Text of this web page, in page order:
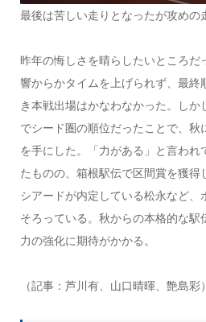
最後は苦しい走りとなったが攻めの
昨年の悔しさを晴らしたいところだ
響からかタイムを上げられず、最終
き本戦出場はかなわなかった。し
でシード圏の順位だったことで、秋
を手にした。「力がある」と言われ
たものの、箱根駅伝で区間賞を獲得
シアードが内定している松永など、
そろっている。秋からの本格的な駅
力の強化に期待がかかる。
（記事：芦川有、山口晴暉、艶島彩）